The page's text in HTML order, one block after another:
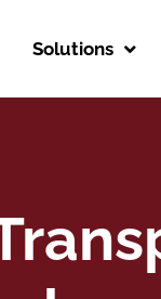
Solutions